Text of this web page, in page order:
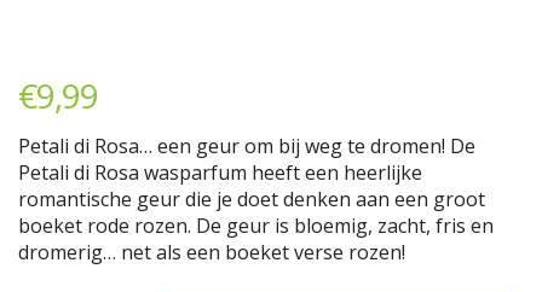
€9,99
Petali di Rosa… een geur om bij weg te dromen! De
Petali di Rosa wasparfum heeft een heerlijke
romantische geur die je doet denken aan een groot
boeket rode rozen. De geur is bloemig, zacht, fris en
dromerig… net als een boeket verse rozen!